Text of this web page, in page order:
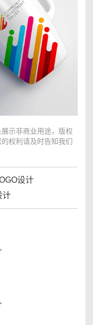
示非商业用途，版权
权利请及时告知我们
设计
计